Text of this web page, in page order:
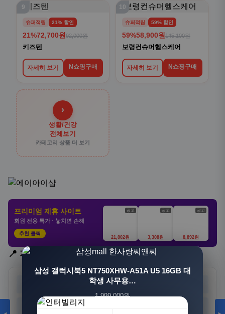
9
슈퍼적립 21% 할인
21%72,700원 92,000원
키즈텐
자세히 보기 N쇼핑구매
10
슈퍼적립 59% 할인
59%58,900원 145,100원
보령컨슈머헬스케어
자세히 보기 N쇼핑구매
›
생활/건강
전체보기
카테고리 상품 더 보기
프리미엄 제휴 사이트
회원 전용 특가 · 놓치면 손해
추천 클릭
광고
21,802원
광고
3,308원
광고
8,892원
📍 지역 선택
부산 대구
광주 대전 세종
[3+1] 동국제약 마이핏 V 활성엽산 임신준비 임산
부영양 30정, 4개
100,000원
삼성 갤럭시북5 NT750XHW-A51A U5 16GB 대
학생 사무용…
1,999,000원